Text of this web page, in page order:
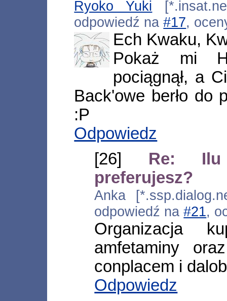
Ryoko Yuki
odpowiedź na#17,
Ech Kwaku,
Pokaż mi
pociągnął, a
Back'owe berło do
:P
Odpowiedz
[26] Re: Ilu
preferujesz?
Anka
odpowiedź na#21,
Organizacja
amfetaminy
conplacem i
Odpowiedz